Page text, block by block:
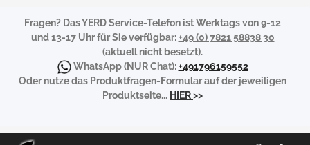
Fragen? Das YERD Service-Telefon ist Werktags von 9-12
und 13-17 Uhr für Sie verfügbar:+49 (0) 7821 58838 30
(aktuell nicht besetzt).
WhatsApp(NUR Chat):+491796159552
Oder nutze das Produktfragen-Formular auf der jeweiligen
Produktseite... HIER>>